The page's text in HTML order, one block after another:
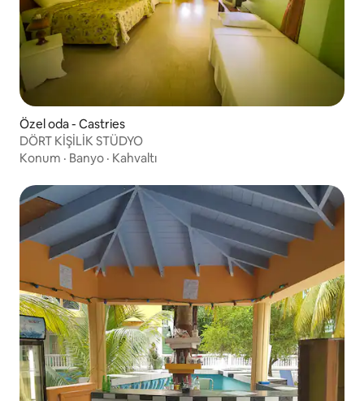
Özel oda - Castries
DÖRT KİŞİLİK STÜDYO
Konum · Banyo · Kahvaltı